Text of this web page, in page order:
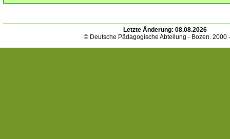
Letzte Änderung: 08.08.2026
© Deutsche Pädagogische Abteilung - Bozen. 2000